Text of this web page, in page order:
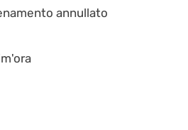
annullato